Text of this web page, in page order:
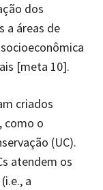
dos
a áreas de
[meta 10].
criados
como o
(UC).
atendem os
a